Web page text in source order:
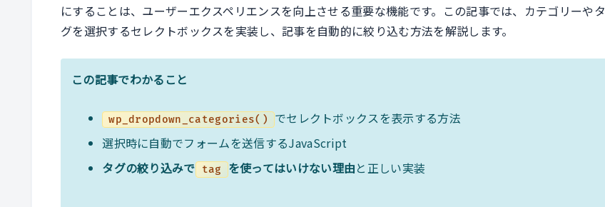
にすることは、ユーザーエクスペリエンスを向上させる重要な機能です。この記事では、カテゴリーやタ
グを選択するセレクトボックスを実装し、記事を自動的に絞り込む方法を解説します。
この記事でわかること
wp_dropdown_categories()
でセレクトボックスを表示する方法
選択時に自動でフォームを送信するJavaScript
タグの絞り込みで
tag を使ってはいけない理由と正しい実装